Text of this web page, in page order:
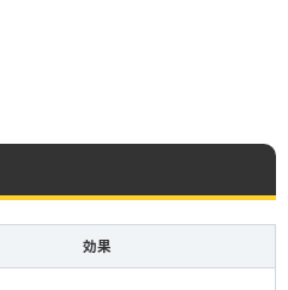
効果